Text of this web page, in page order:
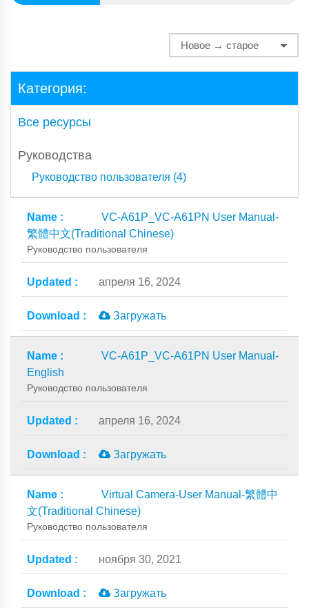
Категория:
Все ресурсы
Руководства
Руководство пользователя (4)
VC-A61P_VC-A61PN User Manual-
繁體中文(Traditional Chinese)
Руководство пользователя
апреля 16, 2024
Загружать
VC-A61P_VC-A61PN User Manual-
English
Руководство пользователя
апреля 16, 2024
Загружать
Virtual Camera-User Manual-繁體中
文(Traditional Chinese)
Руководство пользователя
ноября 30, 2021
Загружать